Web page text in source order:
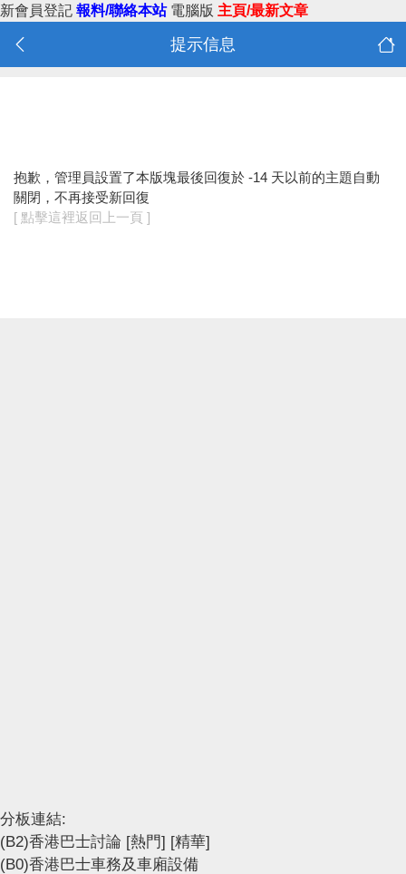
新會員登記 報料/聯絡本站 電腦版 主頁/最新文章
提示信息
抱歉，管理員設置了本版塊最後回復於 -14 天以前的主題自動
關閉，不再接受新回復
[ 點擊這裡返回上一頁 ]
分板連結:
(B2)香港巴士討論 [熱門] [精華]
(B0)香港巴士車務及車廂設備